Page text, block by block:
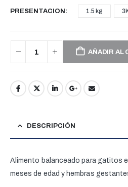
PRESENTACION 1.5 kg
AÑADIR AL
DESCRIPCIÓN
Alimento balanceado para gatitos
meses de edad y hembras